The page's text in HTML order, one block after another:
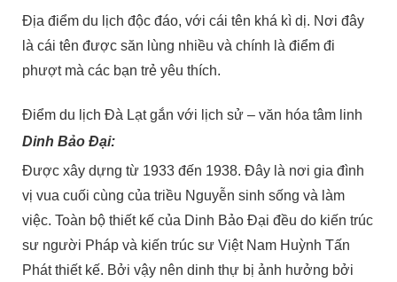
Địa điểm du lịch độc đáo, với cái tên khá kì dị. Nơi đây
là cái tên được săn lùng nhiều và chính là điểm đi
phượt mà các bạn trẻ yêu thích.
Điểm du lịch Đà Lạt gắn với lịch sử – văn hóa tâm linh
Dinh Bảo Đại:
Được xây dựng từ 1933 đến 1938. Đây là nơi gia đình
vị vua cuối cùng của triều Nguyễn sinh sống và làm
việc. Toàn bộ thiết kế của Dinh Bảo Đại đều do kiến trúc
sư người Pháp và kiến trúc sư Việt Nam Huỳnh Tấn
Phát thiết kế. Bởi vậy nên dinh thự bị ảnh hưởng bởi